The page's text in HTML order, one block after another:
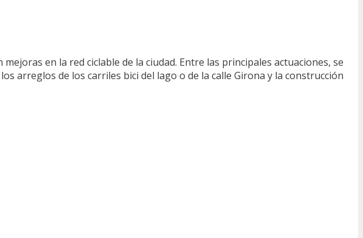
en la red ciclable de la ciudad. Entre las principales actuaciones, se
arreglos de los carriles bici del lago o de la calle Girona y la construcción